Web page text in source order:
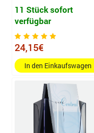
11 Stück sofort
verfügbar
24,15€
In den Einkaufswagen